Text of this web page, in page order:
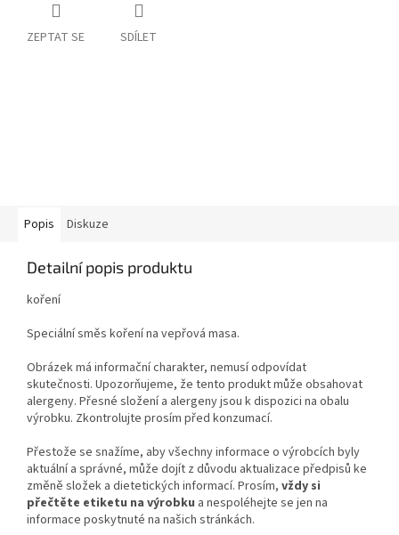
ZEPTAT SE SDÍLET
Popis Diskuze
Detailní popis produktu
koření
Speciální směs koření na vepřová masa.
Obrázek má informační charakter, nemusí odpovídat
skutečnosti. Upozorňujeme, že tento produkt může obsahovat
alergeny. Přesné složení a alergeny jsou k dispozici na obalu
výrobku. Zkontrolujte prosím před konzumací.
Přestože se snažíme, aby všechny informace o výrobcích byly
aktuální a správné, může dojít z důvodu aktualizace předpisů ke
změně složek a dietetických informací. Prosím, vždy si
přečtěte etiketu na výrobku a nespoléhejte se jen na
informace poskytnuté na našich stránkách.